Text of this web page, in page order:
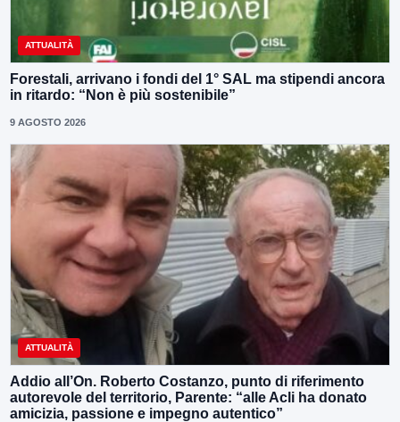
ATTUALITÀ
Forestali, arrivano i fondi del 1° SAL ma stipendi ancora
in ritardo: “Non è più sostenibile”
9 AGOSTO 2026
ATTUALITÀ
Addio all’On. Roberto Costanzo, punto di riferimento
autorevole del territorio, Parente: “alle Acli ha donato
amicizia, passione e impegno autentico”